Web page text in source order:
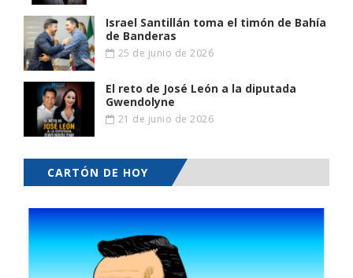
Israel Santillán toma el timón de Bahía
de Banderas
25 de junio de 2026
El reto de José León a la diputada
Gwendolyne
21 de junio de 2026
CARTÓN DE HOY